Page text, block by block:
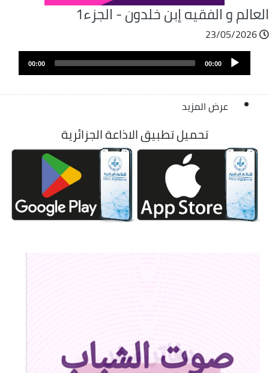
و الفقيه إبن خلدون - الجزء1
23/05/2026
Audio
Player
00:00
00:00
عرض المزيد
تحميل تطبيق الاذاعة الجزائرية